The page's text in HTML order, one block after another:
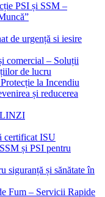
PSI și SSM –
de urgență si iesire
comercial – Soluții
de lucru
la Incendiu
și reducerea
certificat ISU
și PSI pentru
siguranță și sănătate în
Fum – Servicii Rapide